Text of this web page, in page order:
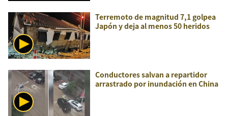
Terremoto de magnitud 7,1 golpea
Japón y deja al menos 50 heridos
Conductores salvan a repartidor
arrastrado por inundación en China